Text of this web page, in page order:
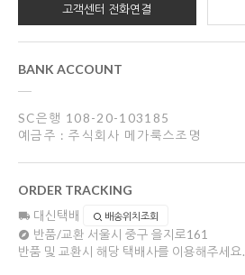
고객센터 전화연결
BANK ACCOUNT
SC은행 108-20-103185
예금주 : 주식회사 메가룩스조명
ORDER TRACKING
대신택배 배송위치조회
반품/교환 서울시 중구 을지로161
반품 및 교환시 해당 택배사를 이용해주세요.